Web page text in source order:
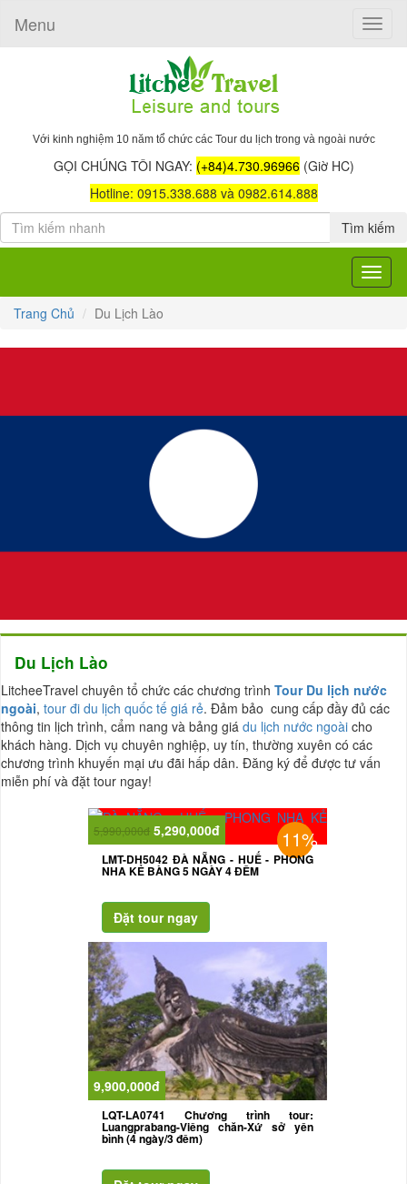
Toggle
Menu
Với kinh nghiệm 10 năm tổ chức các Tour du lịch trong và ngoài nước
GỌI CHÚNG TÔI NGAY: (+84)4.730.96966 (Giờ HC)
Hotline: 0915.338.688 và 0982.614.888
Tìm kiếm
Toggle
Trang Chủ Du Lịch Lào
Du Lịch Lào
LitcheeTravel chuyên tổ chức các chương trình Tour Du lịch nước
ngoài, tour đi du lịch quốc tế giá rẻ. Đảm bảo cung cấp đầy đủ các
thông tin lịch trình, cẩm nang và bảng giá du lịch nước ngoài cho
khách hàng. Dịch vụ chuyên nghiệp, uy tín, thường xuyên có các
chương trình khuyến mại ưu đãi hấp dân. Đăng ký để được tư vấn
miễn phí và đặt tour ngay!
11%
5,990,000đ 5,290,000đ
LMT-DH5042 ĐÀ NẴNG - HUẾ - PHONG
NHA KẺ BÀNG 5 NGÀY 4 ĐÊM
9,900,000đ
LQT-LA0741 Chương trình tour:
Luangprabang-Viêng chăn-Xứ sở yên
bình (4 ngày/3 đêm)